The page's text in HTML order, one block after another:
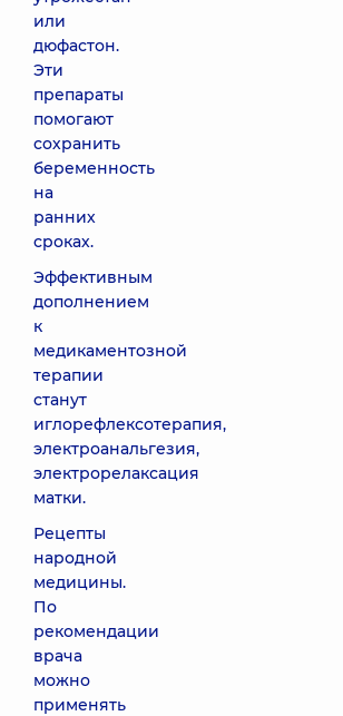
или
дюфастон.
Эти
препараты
помогают
сохранить
беременность
на
ранних
сроках.
Эффективным
дополнением
к
медикаментозной
терапии
станут
иглорефлексотерапия,
электроанальгезия,
электрорелаксация
матки.
Рецепты
народной
медицины.
По
рекомендации
врача
можно
применять